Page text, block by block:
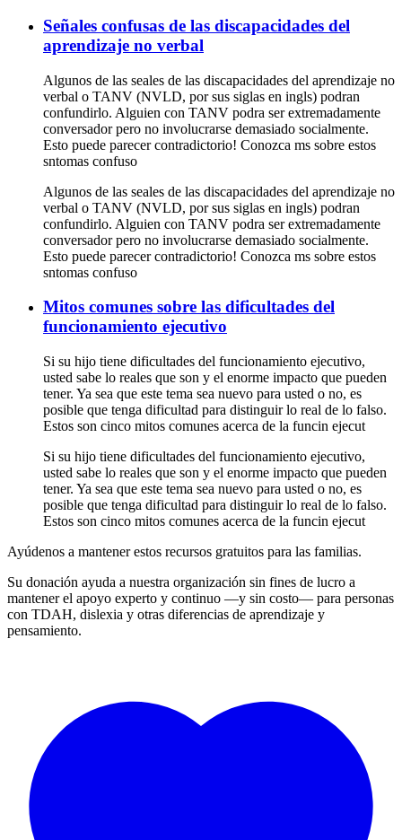
Señales confusas de las discapacidades del
aprendizaje no verbal
Algunos de las seales de las discapacidades del aprendizaje no
verbal o TANV (NVLD, por sus siglas en ingls) podran
confundirlo. Alguien con TANV podra ser extremadamente
conversador pero no involucrarse demasiado socialmente.
Esto puede parecer contradictorio! Conozca ms sobre estos
sntomas confuso
Algunos de las seales de las discapacidades del aprendizaje no
verbal o TANV (NVLD, por sus siglas en ingls) podran
confundirlo. Alguien con TANV podra ser extremadamente
conversador pero no involucrarse demasiado socialmente.
Esto puede parecer contradictorio! Conozca ms sobre estos
sntomas confuso
Mitos comunes sobre las dificultades del
funcionamiento ejecutivo
Si su hijo tiene dificultades del funcionamiento ejecutivo,
usted sabe lo reales que son y el enorme impacto que pueden
tener. Ya sea que este tema sea nuevo para usted o no, es
posible que tenga dificultad para distinguir lo real de lo falso.
Estos son cinco mitos comunes acerca de la funcin ejecut
Si su hijo tiene dificultades del funcionamiento ejecutivo,
usted sabe lo reales que son y el enorme impacto que pueden
tener. Ya sea que este tema sea nuevo para usted o no, es
posible que tenga dificultad para distinguir lo real de lo falso.
Estos son cinco mitos comunes acerca de la funcin ejecut
Ayúdenos a mantener estos recursos gratuitos para las familias.
Su donación ayuda a nuestra organización sin fines de lucro a
mantener el apoyo experto y continuo —y sin costo— para personas
con TDAH, dislexia y otras diferencias de aprendizaje y
pensamiento.